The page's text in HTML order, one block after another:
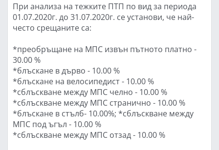
При анализа на тежките ПТП по вид за периода
01.07.2020г. до 31.07.2020г. се установи, че най-
често срещаните са:
*преобръщане на МПС извън пътното платно -
30.00 %
*блъскане в дърво - 10.00 %
*блъскане на велосипедист - 10.00 %
*сблъскване между МПС челно - 10.00 %
*сблъскване между МПС странично - 10.00 %
*блъскане в стълб- 10.00%; *сблъскване между
МПС под ъгъл - 10.00 %
*сблъскване между МПС отзад - 10.00 %